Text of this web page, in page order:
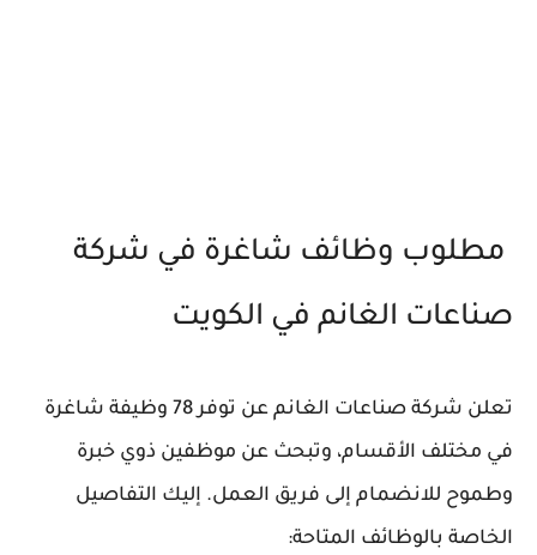
مطلوب وظائف شاغرة في شركة
صناعات الغانم في الكويت
تعلن شركة صناعات الغانم عن توفر 78 وظيفة شاغرة
في مختلف الأقسام، وتبحث عن موظفين ذوي خبرة
وطموح للانضمام إلى فريق العمل. إليك التفاصيل
الخاصة بالوظائف المتاحة: